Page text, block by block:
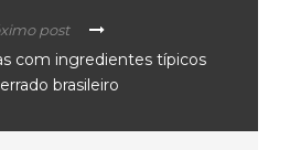
post
com ingredientes típicos
brasileiro